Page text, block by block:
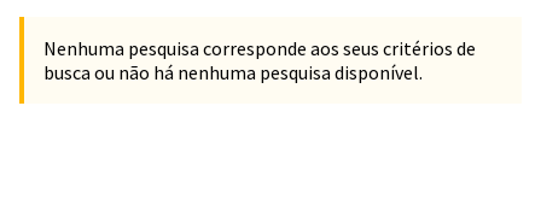
Nenhuma pesquisa corresponde aos seus critérios de
busca ou não há nenhuma pesquisa disponível.